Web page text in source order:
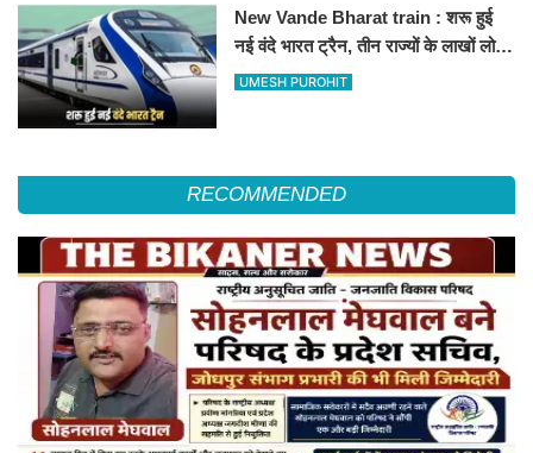
New Vande Bharat train : शरू हुई
नई वंदे भारत ट्रैन, तीन राज्यों के लाखों लोगों
का सफर होगा आसान, देखें पूरा रूटमैप
UMESH PUROHIT
RECOMMENDED